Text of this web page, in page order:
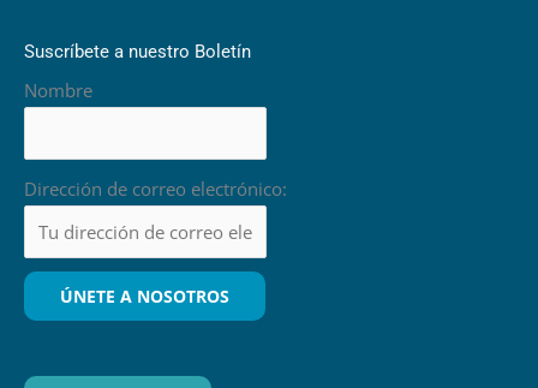
Suscríbete a nuestro Boletín
Nombre
Dirección de correo electrónico: